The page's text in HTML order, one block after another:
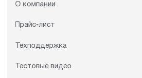
О компании
Прайс-лист
Техподдержка
Тестовые видео